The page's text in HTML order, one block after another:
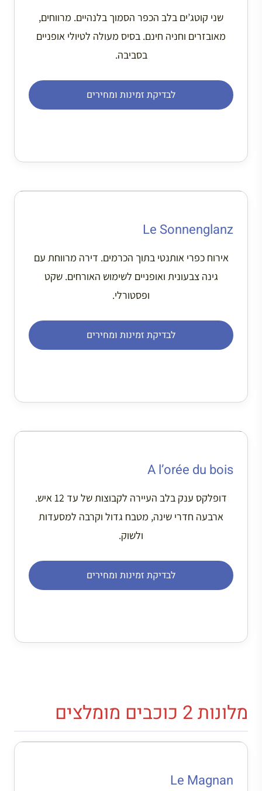
שני קוטג’ים בלב הכפר הסמוך בלנהיים. מרווחים,
מאובזרים וחניה חינם. בסיס מעולה לטיולי אופניים
בסביבה.
לבדיקת זמינות ומחירים
Le Sonnenglanz
אירוח כפרי אותנטי בתוך הכרמים. דירה מרווחת עם
גינה צבעונית ואופניים לשימוש האורחים. שקט
ופסטורלי.
לבדיקת זמינות ומחירים
A l’orée du bois
דופלקס ענק בלב העיירה לקבוצות של עד 12 איש.
ארבעה חדרי שינה, מטבח גדול וקרבה למסעדות
ולשוק.
לבדיקת זמינות ומחירים
מלונות 2 כוכבים מומלצים
Le Magnan